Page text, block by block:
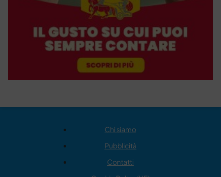
Chi siamo
Pubblicità
Contatti